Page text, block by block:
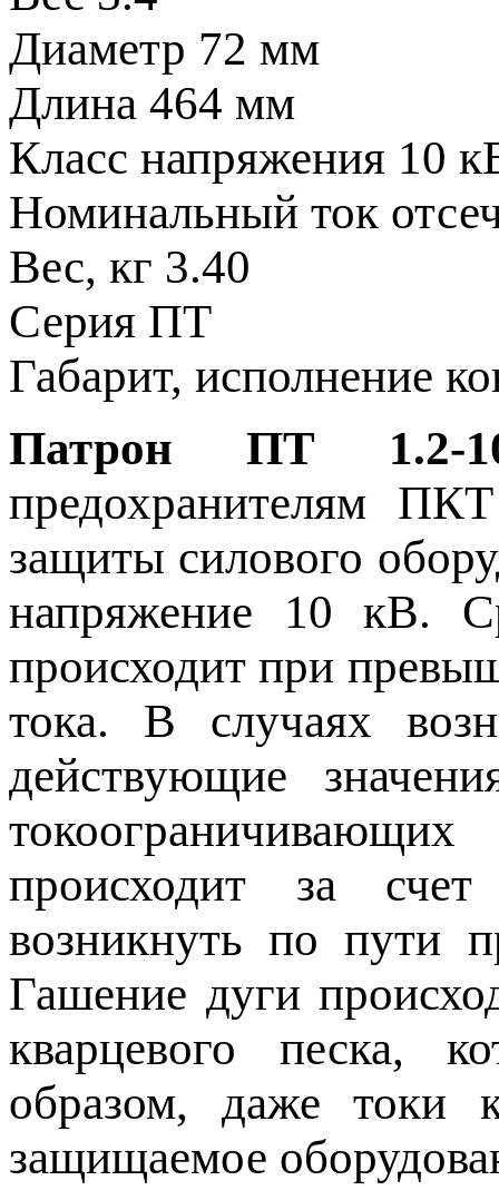
Диаметр 72 мм
Длина 464 мм
Класс напряжения 10
Номинальный ток
Вес, кг 3.40
Серия ПТ
Габарит, исполнение
Патрон ПТ 1.2-
предохранителям
защиты силового
напряжение 10 кВ.
происходит при
тока. В случаях
действующие
происходит за
возникнуть по пути
Гашение дуги
кварцевого песка,
образом, даже токи
защищаемое